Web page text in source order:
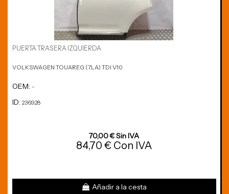
PUERTA TRASERA IZQUIERDA
VOLKSWAGEN TOUAREG (7LA) TDI V10
OEM: -
ID: 236928
70,00 € Sin IVA
84,70 € Con IVA
Añadir a la cesta